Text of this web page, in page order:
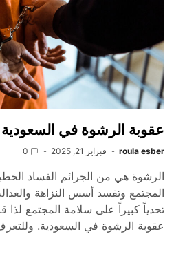
عقوبة الرشوة في السعودية
roula esber فبراير 21, 2025 0
الرشوة هي من الجرائم الفساد
المجتمع وتفسد أسس النزاهة
تحدياً كبيراً على سلامة المجتمع
عقوبة الرشوة في السعودية.